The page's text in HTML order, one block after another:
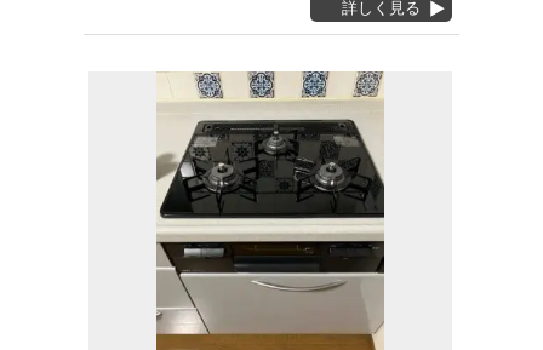
詳しく見る